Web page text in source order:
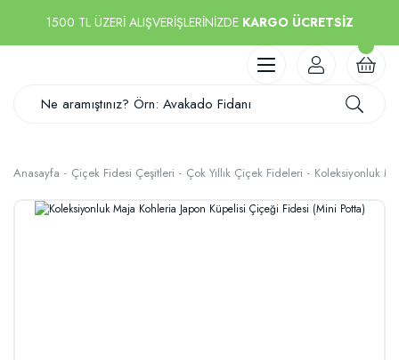
1500 TL ÜZERİ ALIŞVERİŞLERİNİZDE KARGO ÜCRETSİZ
Anasayfa Çiçek Fidesi Çeşitleri Çok Yıllık Çiçek Fideleri Koleksiyonluk